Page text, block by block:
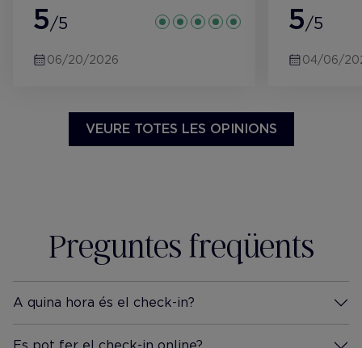
variedad de lo que busques.
Limpieza muy buena y
sin dudarlo.
5/5
06/20/2026
5/5
04/06/
VEURE TOTES LES OPINIONS
Preguntes freqüents
A quina hora és el check-in?
Més Informació
Es pot fer el check-in online?